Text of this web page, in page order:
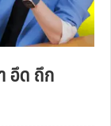
อึด ถึก